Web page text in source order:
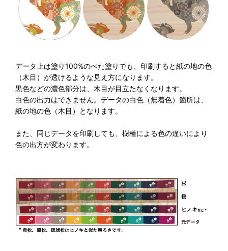
データ上は塗り100%のべた塗りでも、印刷すると紙の地の色
（木目）が透けるような見え方になります。
黒色などの濃色部分は、木目が目立たなくなります。
白色の出力はできません。データの白色（無着色）箇所は、
紙の地の色（木目）となります。
また、同じデータを印刷しても、樹種による色の違いにより
色の出方が変わります。